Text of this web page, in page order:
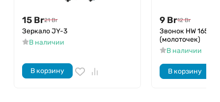
15 Br21 Br
Зеркало JY-3
В наличии
В корзину
9 Br12 Br
Звонок HW
(молоточек)
В наличии
В корзину